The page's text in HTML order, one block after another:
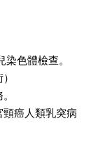
色體檢查。
頸癌人類乳突病